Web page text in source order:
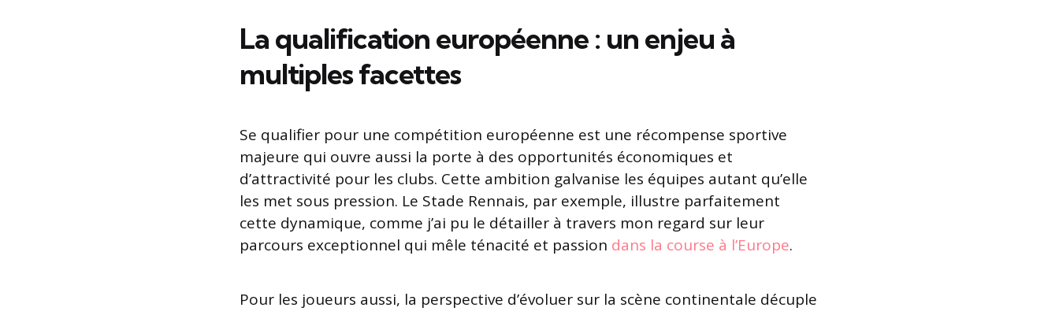
La qualification européenne : un enjeu à
multiples facettes
Se qualifier pour une compétition européenne est une récompense sportive
majeure qui ouvre aussi la porte à des opportunités économiques et
d’attractivité pour les clubs. Cette ambition galvanise les équipes autant qu’elle
les met sous pression. Le Stade Rennais, par exemple, illustre parfaitement
cette dynamique, comme j’ai pu le détailler à travers mon regard sur leur
parcours exceptionnel qui mêle ténacité et passion dans la course à l’Europe.
Pour les joueurs aussi, la perspective d’évoluer sur la scène continentale décuple